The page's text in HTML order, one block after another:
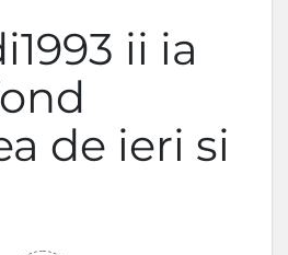
ii ia
de ieri si